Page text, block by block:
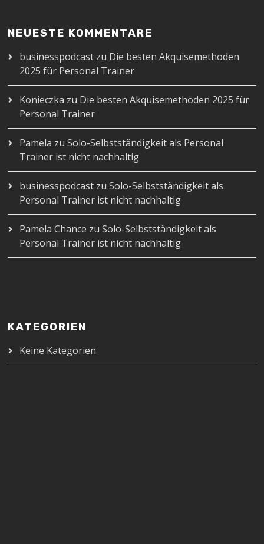
NEUESTE KOMMENTARE
businesspodcast zu Die besten Akquisemethoden
2025 für Personal Trainer
Konieczka zu Die besten Akquisemethoden 2025 für
Personal Trainer
Pamela zuSolo-Selbstständigkeit als Personal
Trainer ist nicht nachhaltig
businesspodcast zuSolo-Selbstständigkeit als
Personal Trainer ist nicht nachhaltig
Pamela Chance zuSolo-Selbstständigkeit als
Personal Trainer ist nicht nachhaltig
KATEGORIEN
Keine Kategorien